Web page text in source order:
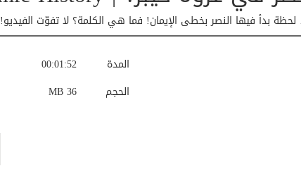
بدأ فيها النصر بخطى الإيمان! فما هي الكلمة؟ لا تفوّت الفيديو!
00:01:52
المدة
36 MB
الحجم